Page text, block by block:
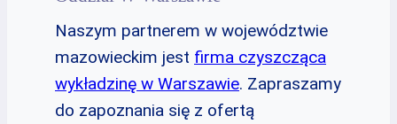
Naszym partnerem w województwie
mazowieckim jest firma czyszcząca
wykładzinę w Warszawie. Zapraszamy
do zapoznania się z ofertą